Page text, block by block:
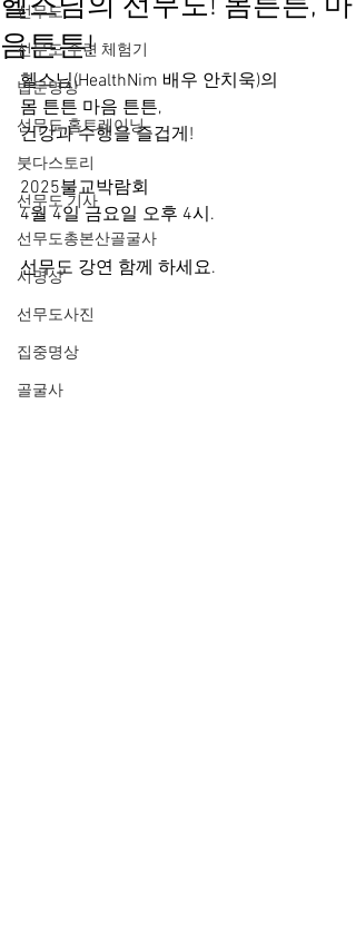
선무도
선무도 수련 체험기
법문명상
선무도 홈트레이닝
붓다스토리
선무도 기사
선무도총본산골굴사
시명상
선무도사진
집중명상
골굴사
헬스님의 선무도! 몸튼튼, 마
음튼튼!
헬스님(HealthNim 배우 안치욱)의
몸 튼튼 마음 튼튼,
건강과 수행을 즐겁게!
2025불교박람회
4월 4일 금요일 오후 4시.
선무도 강연 함께 하세요.